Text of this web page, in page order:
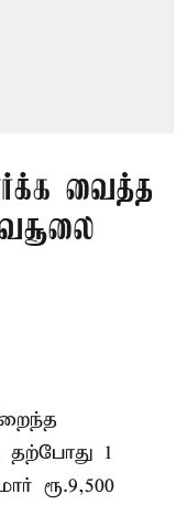
வைத்த
தற்போது 1
ரூ.9,500